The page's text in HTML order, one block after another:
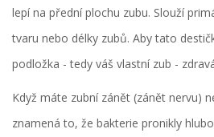
lepí na přední plochu zubu. Slouží
tvaru nebo délky zubů. Aby tato
podložka - tedy váš vlastní zub -
Když máte zubní zánět (zánět nervu)
znamená to, že bakterie pronikly